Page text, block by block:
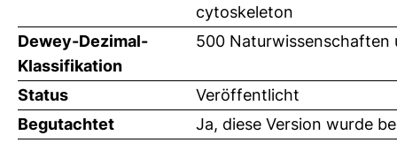
cytoskeleton
Dewey-Dezimal-
Klassifikation
500 Naturwissenschaften
Status
Veröffentlicht
Begutachtet
Ja, diese Version wurde